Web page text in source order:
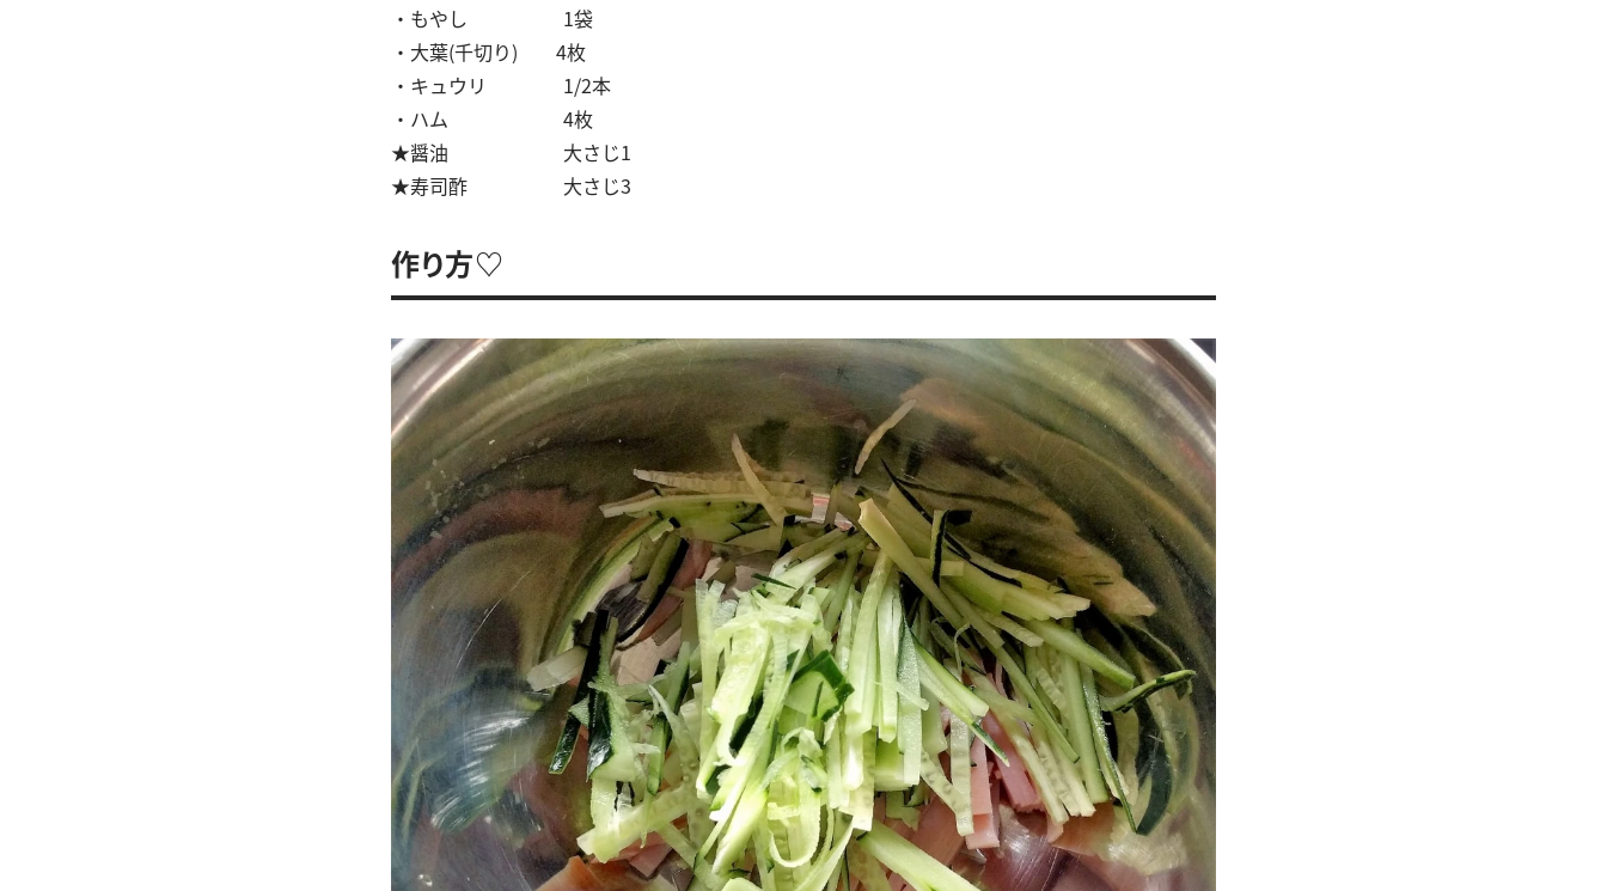
・もやし 1袋
・大葉(千切り) 4枚
・キュウリ 1/2本
・ハム 4枚
★醤油 大さじ1
★寿司酢 大さじ3
作り方♡